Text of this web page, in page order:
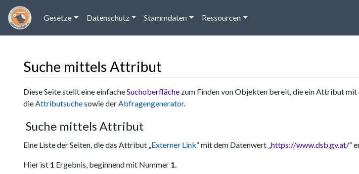
Gesetze Datenschutz Stammdaten Ressourcen
Suche mittels Attribut
Wechseln zu:Navigation,Suche
Diese Seite stellt eine einfacheSuchoberfläche zum Finden von Objekten bereit, die ein Attribut
dieAttributsuchesowie derAbfragengenerator.
Suche mittels Attribut
Eine Liste der Seiten, die das Attribut „Externer Link“ mit dem Datenwert „https://www.dsb.gv.at/“
Hier ist 1 Ergebnis, beginnend mit Nummer 1.